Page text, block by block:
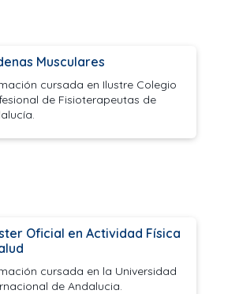
Musculares
cursada en Ilustre Colegio
de Fisioterapeutas de
Oficial en Actividad Física
cursada en la Universidad
de Andalucia.